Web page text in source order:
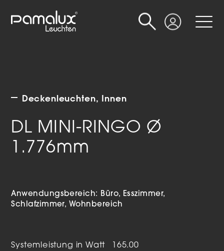
Login
Suche
Deckenleuchten Innen
DL MINI-RINGO Ø
1.776mm
Anwendungsbereich: Büro
Esszimmer
Schlafzimmer
Wohnbereich
Systemleistung in Watt 165.00